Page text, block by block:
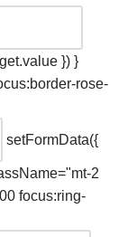
}) }
rose-
setFormData({
2
focus:ring-